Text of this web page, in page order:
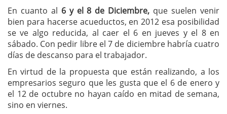
En cuanto al 6 y el 8 de Diciembre, que suelen venir
bien para hacerse acueductos, en 2012 esa posibilidad
se ve algo reducida, al caer el 6 en jueves y el 8 en
sábado. Con pedir libre el 7 de diciembre habría cuatro
días de descanso para el trabajador.
En virtud de la propuesta que están realizando, a los
empresarios seguro que les gusta que el 6 de enero y
el 12 de octubre no hayan caído en mitad de semana,
sino en viernes.